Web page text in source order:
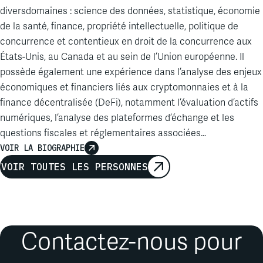
des services de conseil aux avocats tout au long desprojets.
Il aégalement travaillésur divers dossiersd'arbitrage
international,notammentdans le domainedel'évaluation,
desdommages-intérêtset del'analysede la concurrence. En
outre, il adéveloppé desmodèles d'évaluationcomplexes,
notammentdes modèles d'actualisationdes flux de
trésorerie, et a analysédestitres adossésà desactifs, des
obligationsadosséesà descréanceset d'autres produits
titrisés afin d'étayerlestémoignages d'expertsdans le cadre
deplusieursaffaires defailliteet dedommages-intérêts
Feige aégalement travaillésurplusieurs
revuesspécialisées
diversdomaines : science des données, statistique, économie
de la santé, finance, propriété intellectuelle, politique de
concurrence et contentieux en droit de la concurrence aux
États-Unis, au Canada et au sein de l’Union européenne. Il
possède également une expérience dans l’analyse des enjeux
économiques et financiers liés aux cryptomonnaies et à la
finance décentralisée (DeFi), notamment l’évaluation d’actifs
numériques, l’analyse des plateformes d’échange et les
questions fiscales et réglementaires associées…
VOIR LA BIOGRAPHIE
VOIR TOUTES LES PERSONNES
Contactez-nous pour